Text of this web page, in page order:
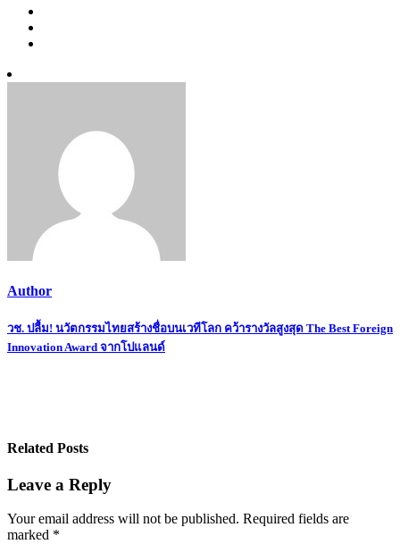
Author
Post
navigation
วช. ปลื้ม! นวัตกรรมไทยสร้างชื่อบนเวทีโลก คว้ารางวัลสูงสุด The Best Foreign
Innovation Award จากโปแลนด์
Related Posts
Leave a Reply
Your email address will not be published. Required fields are
marked *